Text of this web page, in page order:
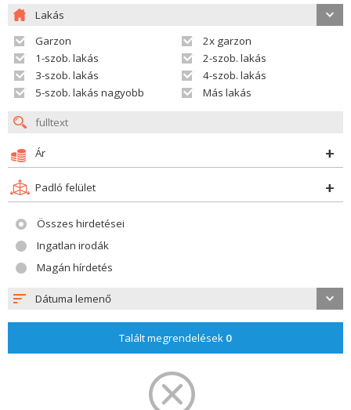
Lakás
Garzon
2x garzon
1-szob. lakás
2-szob. lakás
3-szob. lakás
4-szob. lakás
5-szob. lakás nagyobb
Más lakás
Ár
Padló felület
Összes hirdetései
Ingatlan irodák
Magán hírdetés
Dátuma lemenő
Talált megrendelések 0